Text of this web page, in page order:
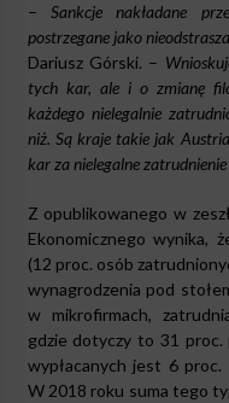
– Sankcje nakładane
postrzegane jako
Dariusz Górski. –
tych kar, ale i o zmianę
każdego nielegalnie
niż. Są kraje takie jak
kar za nielegalne
Z opublikowanego w
Ekonomicznego wynika,
(12 proc. osób
wynagrodzenia pod
w mikrofirmach,
gdzie dotyczy to 31
wypłacanych jest 6
W 2018 roku suma tego